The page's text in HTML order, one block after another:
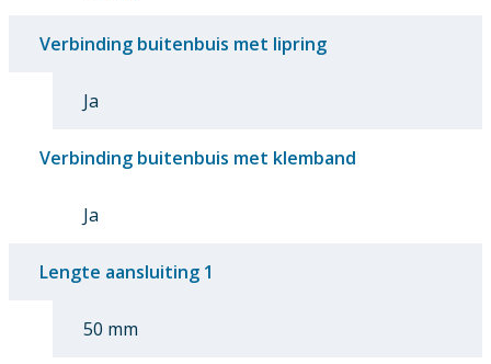
Verbinding buitenbuis met lipring
Ja
Verbinding buitenbuis met klemband
Ja
Lengte aansluiting 1
50 mm